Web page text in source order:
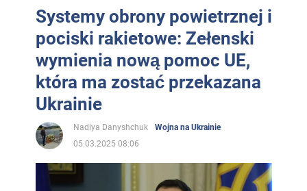
Systemy obrony powietrznej i
pociski rakietowe: Zełenski
wymienia nową pomoc UE,
która ma zostać przekazana
Ukrainie
Nadiya Danyshchuk
Wojna na Ukrainie
05.03.2025 08:06